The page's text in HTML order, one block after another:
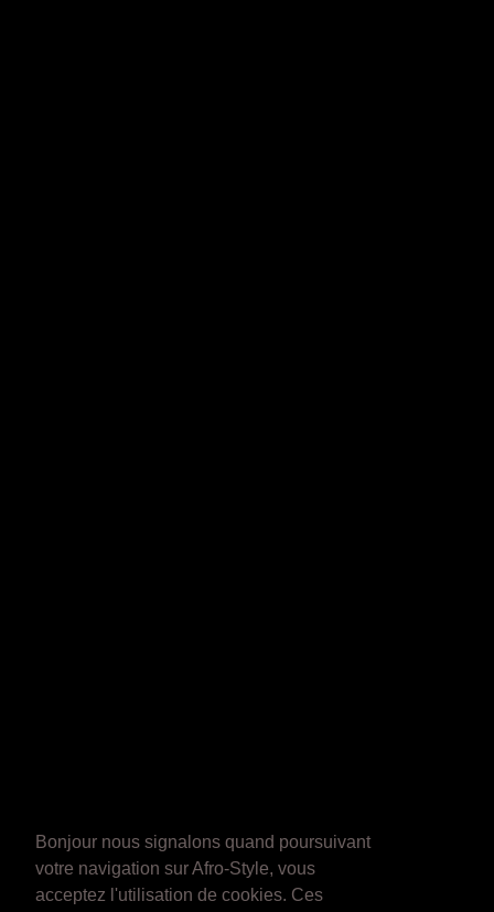
Bonjour nous signalons quand poursuivant
votre navigation sur Afro-Style, vous
acceptez l'utilisation de cookies. Ces